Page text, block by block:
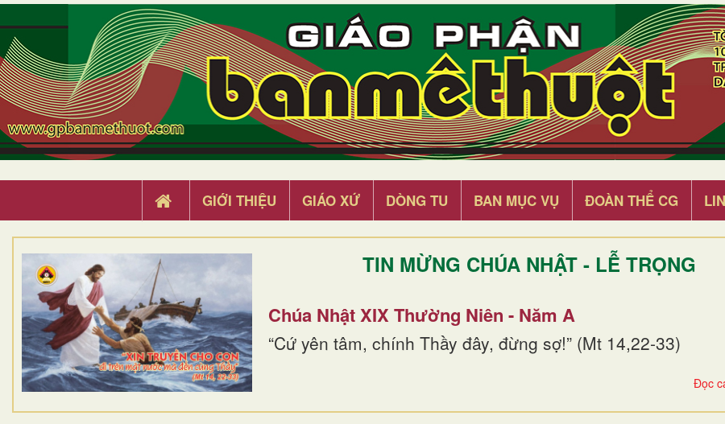
GIỚI THIỆU GIÁO XỨ DÒNG TU BAN MỤC VỤ ĐOÀN THỂ CG
TIN MỪNG CHÚA NHẬT - LỄ TRỌNG
Chúa Nhật XIX Thường Niên - Năm A
“Cứ yên tâm, chính Thầy đây, đừng sợ!” (Mt 14,22-33)
Đọc